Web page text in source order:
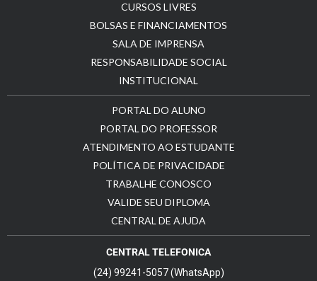
CURSOS LIVRES
BOLSAS E FINANCIAMENTOS
SALA DE IMPRENSA
RESPONSABILIDADE SOCIAL
INSTITUCIONAL
PORTAL DO ALUNO
PORTAL DO PROFESSOR
ATENDIMENTO AO ESTUDANTE
POLÍTICA DE PRIVACIDADE
TRABALHE CONOSCO
VALIDE SEU DIPLOMA
CENTRAL DE AJUDA
CENTRAL TELEFONICA
(24) 99241-5057 (WhatsApp)